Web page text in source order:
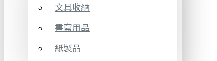
文具收納
書寫用品
紙製品